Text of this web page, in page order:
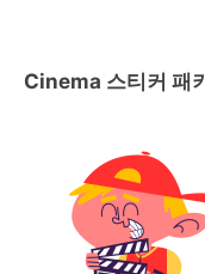
Cinema 스티커 패